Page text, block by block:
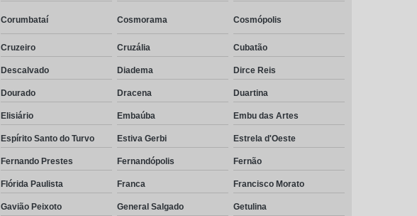
Corumbataí Cosmorama Cosmópolis
Cruzeiro Cruzália Cubatão
Descalvado Diadema Dirce Reis
Dourado Dracena Duartina
Elisiário Embaúba Embu das Artes
Espírito Santo do Turvo Estiva Gerbi Estrela d'Oeste
Fernando Prestes Fernandópolis Fernão
Flórida Paulista Franca Francisco Morato
Gavião Peixoto General Salgado Getulina